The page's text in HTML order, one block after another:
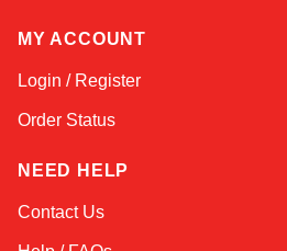
MY ACCOUNT
Login / Register
Order Status
NEED HELP
Contact Us